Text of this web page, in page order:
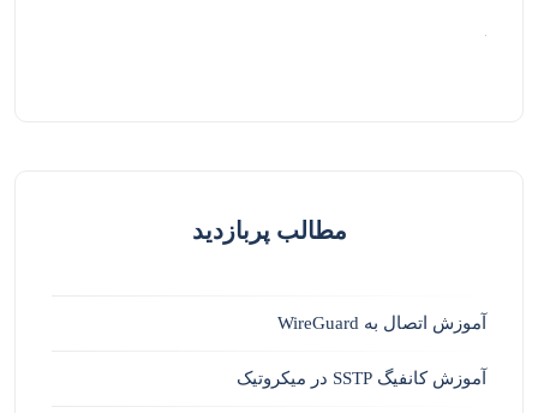
مطالب پربازدید
آموزش اتصال به WireGuard
آموزش کانفیگ SSTP در میکروتیک